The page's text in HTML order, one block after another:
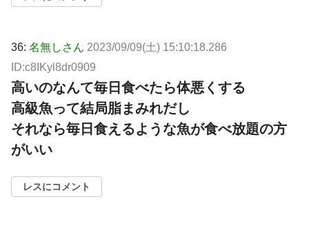
36: 名無しさん 2023/09/09(土) 15:10:18.286
ID:c8IKyl8dr0909
高いのなんて毎日食べたら体悪くする
高級魚って結局脂まみれだし
それなら毎日食えるような魚が食べ放題の方
がいい
レスにコメント